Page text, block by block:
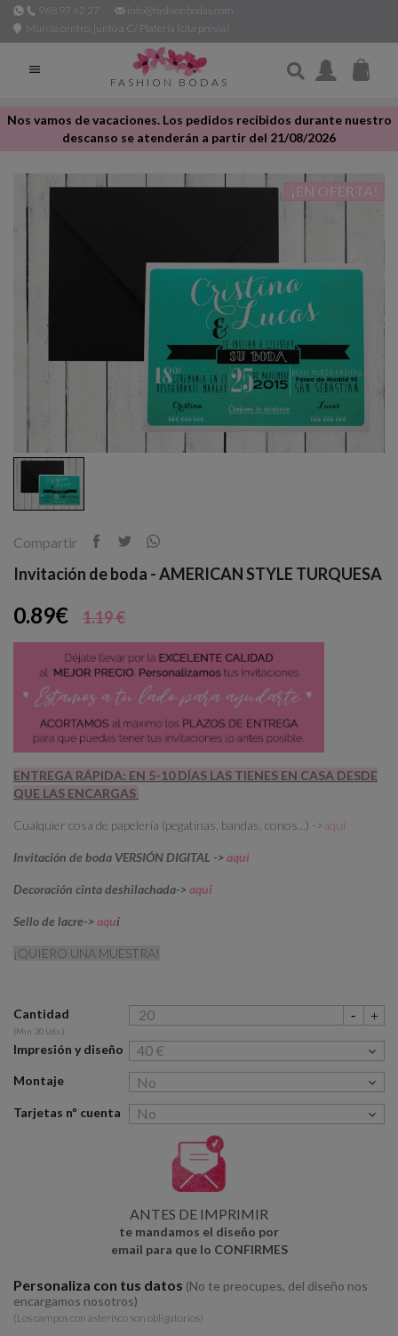
968 97 42 27
info@fashionbodas.com
Murcia centro, junto a C/ Platería (cita previa)

FASHION BODAS
Nos vamos de vacaciones. Los pedidos recibidos durante nuestro
descanso se atenderán a partir del 21/08/2026
¡EN OFERTA!
Compartir
Invitación de boda - AMERICAN STYLE TURQUESA
0.89€ 1.19 €
ENTREGA RÁPIDA: EN 5-10 DÍAS LAS TIENES EN CASA DESDE
QUE LAS ENCARGAS
Cualquier cosa de papelería (pegatinas, bandas, conos...) ->aquí
Invitación de boda VERSIÓN DIGITAL ->aqui
Decoración cinta deshilachada->aquí
Sello de lacre->aquí
¡QUIERO UNA MUESTRA!
Cantidad
(Min. 20 Uds.)
Impresión y diseño
Montaje
Tarjetas nº cuenta
ANTES DE IMPRIMIR
te mandamos el diseño por
email para que lo CONFIRMES
Personaliza con tus datos (No te preocupes, del diseño nos
encargamos nosotros)
(Los campos con asterísco son obligatorios)